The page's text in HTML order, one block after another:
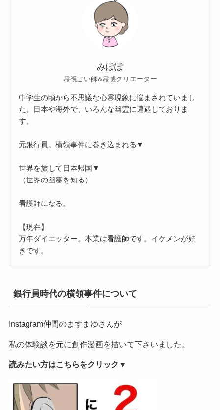
みぽぽ
霊視占い師&霊感クリエーター
中学生の頃から不思議な心霊現象に悩まされていまし
た。日本や海外で、いろんな幽霊に遭遇しておりま
す。
元銀行員。横領事件に巻き込まれる▼
世界を旅して日本帰国▼
（世界の幽霊を知る）
看護師になる。
【現在】
万年ダイエッター。本業は看護師です。イケメンが好
きです。
銀行員時代の横領事件について
Instagram仲間のますまゆさんが
私の体験談を元に創作漫画を描いて下さいました。
読みたい方はこちらをクリック▼